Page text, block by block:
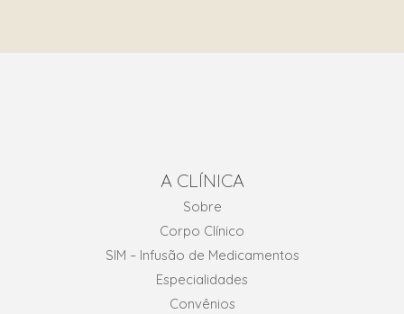
A CLÍNICA
Sobre
Corpo Clínico
SIM – Infusão de Medicamentos
Especialidades
Convênios